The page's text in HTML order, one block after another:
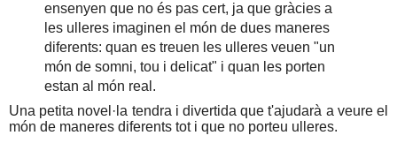
ensenyen que no és pas cert, ja que gràcies a
les ulleres imaginen el món de dues maneres
diferents: quan es treuen les ulleres veuen "un
món de somni, tou i delicat" i quan les porten
estan al món real.
Una petita novel·la tendra i divertida que t'ajudarà a veure el
món de maneres diferents tot i que no porteu ulleres.